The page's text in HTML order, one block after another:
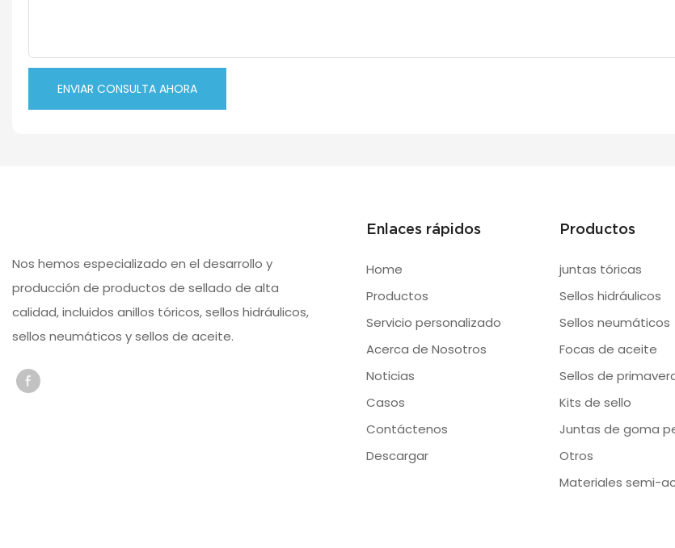
ENVIAR CONSULTA AHORA
Nos hemos especializado en el desarrollo y
producción de productos de sellado de alta
calidad, incluidos anillos tóricos, sellos hidráulicos,
sellos neumáticos y sellos de aceite.
Enlaces rápidos
Home
Productos
Servicio personalizado
Acerca de Nosotros
Noticias
Casos
Contáctenos
Descargar
Productos
juntas tóricas
Sellos hidráulicos
Sellos neumáticos
Focas de aceite
Sellos de
Kits de sello
Juntas de goma
Otros
Materiales semi-